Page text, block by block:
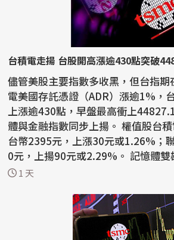
台積電走揚 台股開高漲逾430點突破
儘管美股主要指數多收黑，但台指
電美國存託憑證（ADR）漲逾1%，
上漲逾430點，早盤最高衝上
體與金融指數同步上揚。 權值股台積電早盤最高達到新
台幣2395元，上漲30元或1.26%；
0元，上揚90元或2.29%。 記憶體雙雄南亞科、華邦電
早盤跌幅超...
1 天